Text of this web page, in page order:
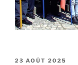
PUBLIÉ
23 AOÛT 2025